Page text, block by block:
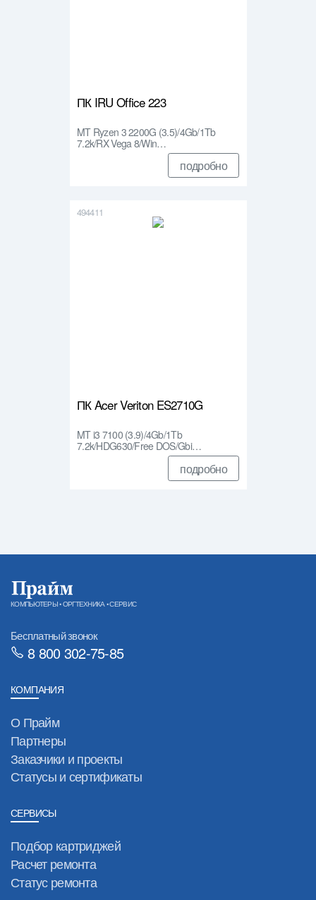
ПК IRU Office 223
MT Ryzen 3 2200G (3.5)/4Gb/1Tb
7.2k/RX Vega 8/Win…
подробно
494411
ПК Acer Veriton ES2710G
MT i3 7100 (3.9)/4Gb/1Tb
7.2k/HDG630/Free DOS/Gbi…
подробно
КОМПЬЮТЕРЫ • ОРГТЕХНИКА • СЕРВИС
Бесплатный звонок
8 800 302-75-85
КОМПАНИЯ
О Прайм
Партнеры
Заказчики и проекты
Статусы и сертификаты
СЕРВИСЫ
Подбор картриджей
Расчет ремонта
Статус ремонта